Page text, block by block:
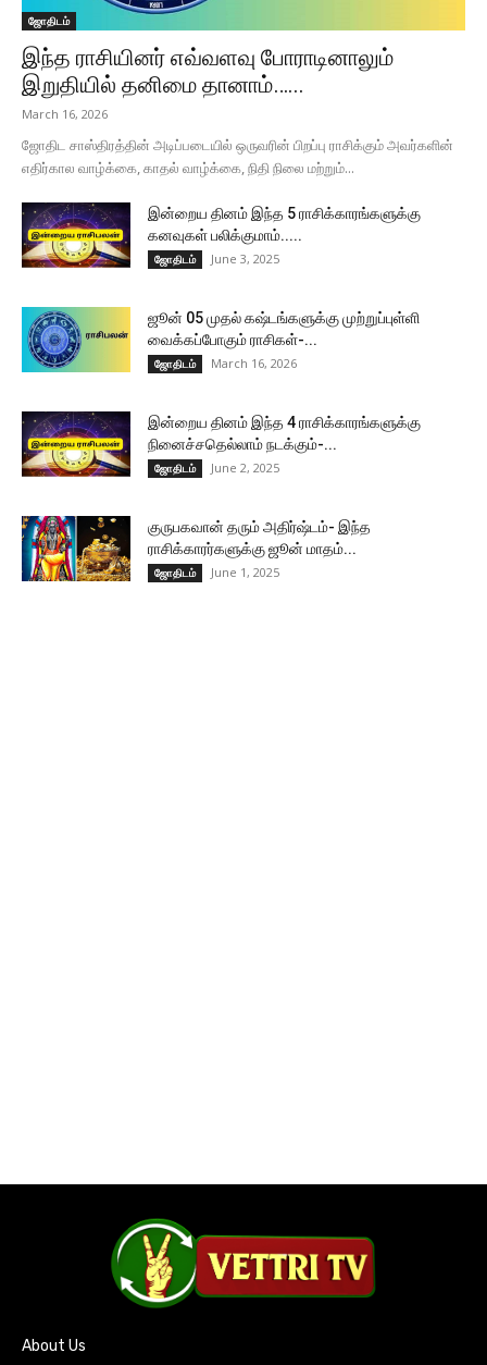
ஜோதிடம்
இந்த ராசியினர் எவ்வளவு போராடினாலும்
இறுதியில் தனிமை தானாம்…...
March 16, 2026
ஜோதிட சாஸ்திரத்தின் அடிப்படையில் ஒருவரின் பிறப்பு ராசிக்கும் அவர்களின்
எதிர்கால வாழ்க்கை, காதல் வாழ்க்கை, நிதி நிலை மற்றும்...
இன்றைய தினம் இந்த 5 ராசிக்காரங்களுக்கு
கனவுகள் பலிக்குமாம்.....
ஜோதிடம் June 3, 2025
ஜூன் 05 முதல் கஷ்டங்களுக்கு முற்றுப்புள்ளி
வைக்கப்போகும் ராசிகள்-...
ஜோதிடம் March 16, 2026
இன்றைய தினம் இந்த 4 ராசிக்காரங்களுக்கு
நினைச்சதெல்லாம் நடக்கும்-...
ஜோதிடம் June 2, 2025
குருபகவான் தரும் அதிர்ஷ்டம்- இந்த
ராசிக்காரர்களுக்கு ஜூன் மாதம்...
ஜோதிடம் June 1, 2025
About Us